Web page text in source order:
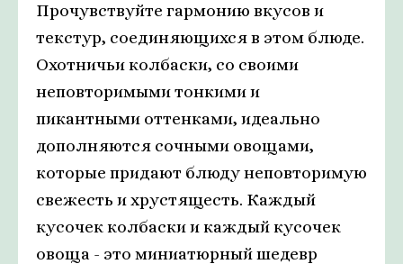
Прочувствуйте гармонию вкусов и
текстур, соединяющихся в этом блюде.
Охотничьи колбаски, со своими
неповторимыми тонкими и
пикантными оттенками, идеально
дополняются сочными овощами,
которые придают блюду неповторимую
свежесть и хрустящесть. Каждый
кусочек колбаски и каждый кусочек
овоща - это миниатюрный шедевр